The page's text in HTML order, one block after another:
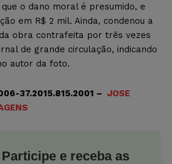
o dano moral é presumido, e
em R$ 2 mil. Ainda, condenou a
obra contrafeita por três vezes
de grande circulação, indicando
autor da foto.
37.2015.815.2001 – JOSE
Participe e receba as